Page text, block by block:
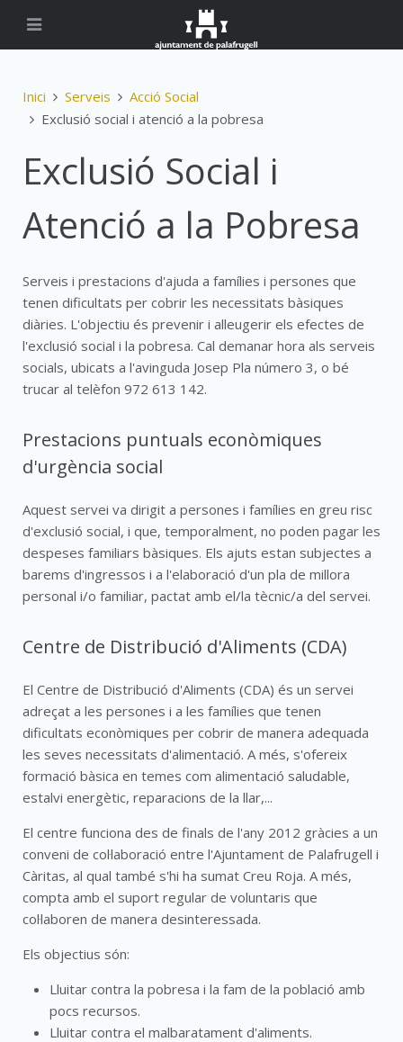
Inici Serveis
Acció Social
Exclusió social i atenció a la pobresa
Exclusió Social i
Atenció a la Pobresa
Serveis i prestacions d'ajuda a famílies i persones que
tenen dificultats per cobrir les necessitats bàsiques
diàries. L'objectiu és prevenir i alleugerir els efectes de
l'exclusió social i la pobresa. Cal demanar hora als serveis
socials, ubicats a l'avinguda Josep Pla número 3, o bé
trucar al telèfon 972 613 142.
Prestacions puntuals econòmiques
d'urgència social
Aquest servei va dirigit a persones i famílies en greu risc
d'exclusió social, i que, temporalment, no poden pagar les
despeses familiars bàsiques. Els ajuts estan subjectes a
barems d'ingressos i a l'elaboració d'un pla de millora
personal i/o familiar, pactat amb el/la tècnic/a del servei.
Centre de Distribució d'Aliments (CDA)
El Centre de Distribució d'Aliments (CDA) és un servei
adreçat a les persones i a les famílies que tenen
dificultats econòmiques per cobrir de manera adequada
les seves necessitats d'alimentació. A més, s'ofereix
formació bàsica en temes com alimentació saludable,
estalvi energètic, reparacions de la llar,...
El centre funciona des de finals de l'any 2012 gràcies a un
conveni de col·laboració entre l'Ajuntament de Palafrugell i
Càritas, al qual també s'hi ha sumat Creu Roja. A més,
compta amb el suport regular de voluntaris que
col·laboren de manera desinteressada.
Els objectius són:
Lluitar contra la pobresa i la fam de la població amb
pocs recursos.
Lluitar contra el malbaratament d'aliments.